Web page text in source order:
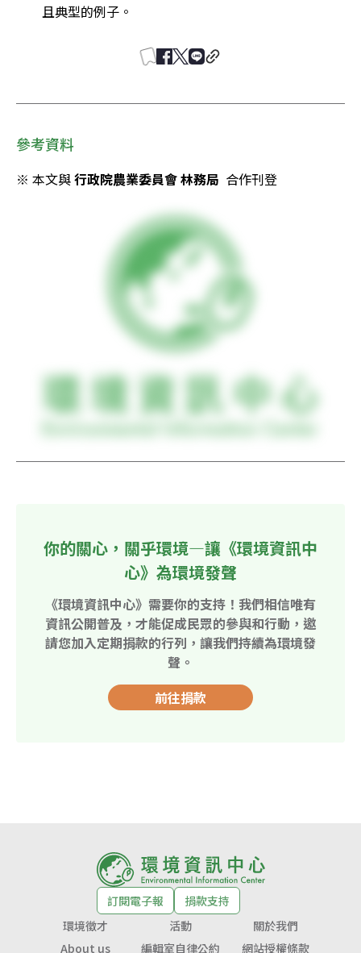
且典型的例子。
參考資料
※ 本文與 行政院農業委員會 林務局 合作刊登
你的關心，關乎環境—讓《環境資訊中
心》為環境發聲
《環境資訊中心》需要你的支持！我們相信唯有
資訊公開普及，才能促成民眾的參與和行動，邀
請您加入定期捐款的行列，讓我們持續為環境發
聲。
前往捐款
訂閱電子報
捐款支持
環境徵才
活動
關於我們
About us
編輯室自律公約 網站授權條款